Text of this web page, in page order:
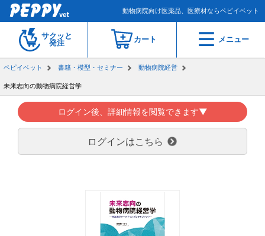
動物病院向け医薬品、医療材ならペピイベット
サクッと
発注
カート メニュー
ペピイベット 書籍・模型・セミナー 動物病院経営
未来志向の動物病院経営学
ログイン後、詳細情報を閲覧できます▼
ログインはこちら